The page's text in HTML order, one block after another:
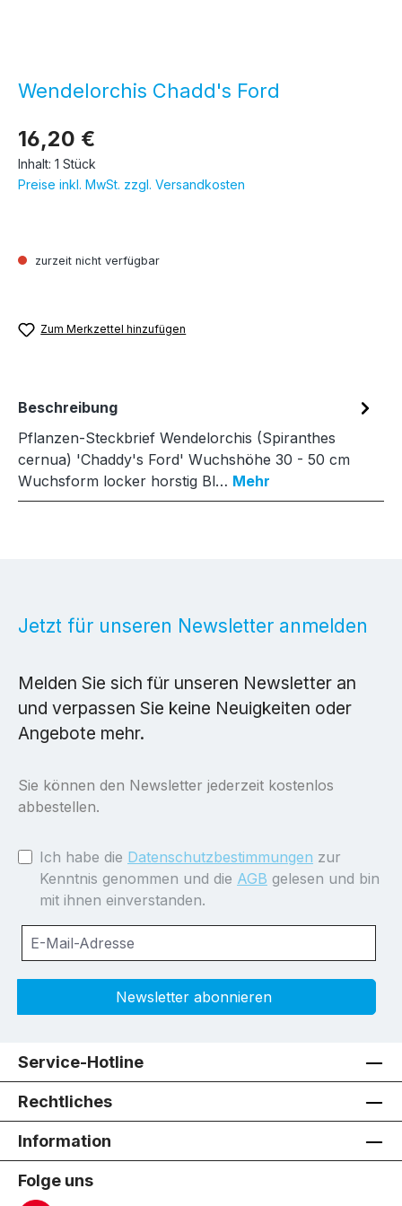
Wendelorchis Chadd's Ford
16,20 €
Inhalt: 1 Stück
Preise inkl. MwSt. zzgl. Versandkosten
zurzeit nicht verfügbar
Zum Merkzettel hinzufügen
Beschreibung
Pflanzen-Steckbrief Wendelorchis (Spiranthes
cernua) 'Chaddy's Ford' Wuchshöhe 30 - 50 cm
Wuchsform locker horstig Bl… Mehr
Jetzt für unseren Newsletter anmelden
Melden Sie sich für unseren Newsletter an
und verpassen Sie keine Neuigkeiten oder
Angebote mehr.
Sie können den Newsletter jederzeit kostenlos
abbestellen.
Ich habe die Datenschutzbestimmungen zur
Kenntnis genommen und die AGB gelesen und bin
mit ihnen einverstanden.
Newsletter abonnieren
Service-Hotline
Rechtliches
Information
Folge uns